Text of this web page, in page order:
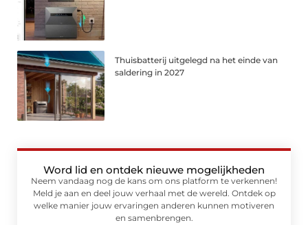
Thuisbatterij uitgelegd na het einde van
saldering in 2027
Word lid en ontdek nieuwe mogelijkheden
Neem vandaag nog de kans om ons platform te verkennen!
Meld je aan en deel jouw verhaal met de wereld. Ontdek op
welke manier jouw ervaringen anderen kunnen motiveren
en samenbrengen.